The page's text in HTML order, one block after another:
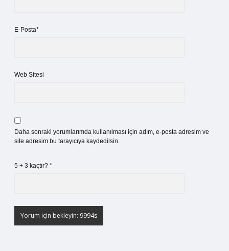
E-Posta*
Web Sitesi
Daha sonraki yorumlarımda kullanılması için adım, e-posta adresim ve
site adresim bu tarayıcıya kaydedilsin.
5 + 3 kaçtır? *